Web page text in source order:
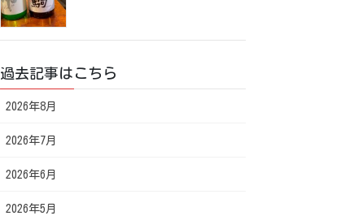
過去記事はこちら
2026年8月
2026年7月
2026年6月
2026年5月